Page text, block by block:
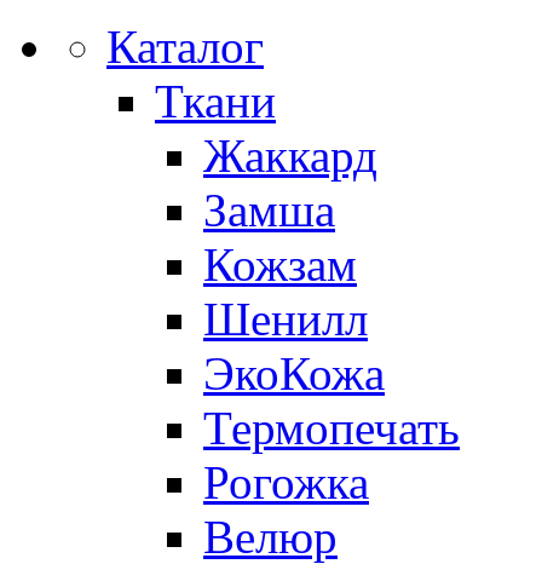
Каталог
Ткани
Жаккард
Замша
Кожзам
Шенилл
ЭкоКожа
Термопечать
Рогожка
Велюр